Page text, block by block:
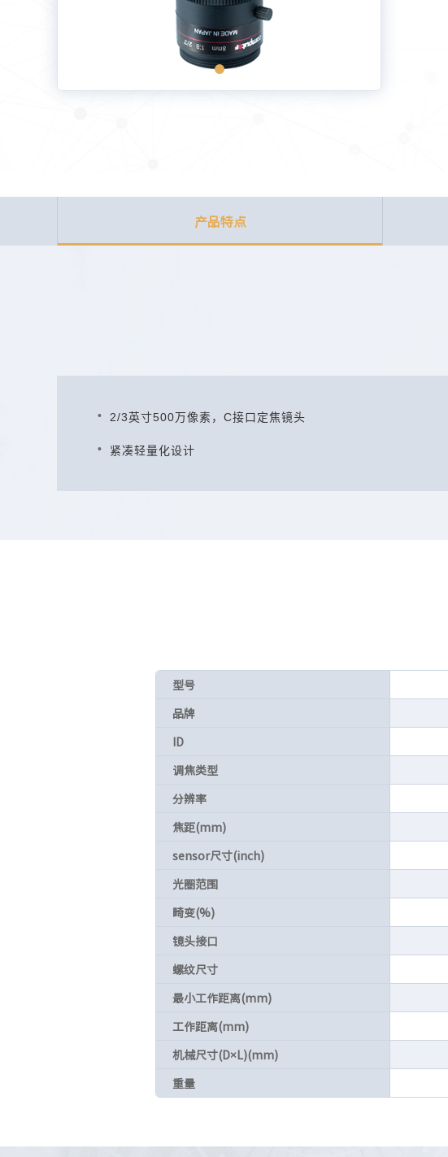
产品特点
2/3英寸500万像素，C接口定焦镜头
紧凑轻量化设计
型号
品牌
ID
调焦类型
分辨率
焦距(mm)
sensor尺寸(inch)
光圈范围
畸变(%)
镜头接口
螺纹尺寸
最小工作距离(mm)
工作距离(mm)
机械尺寸(D×L)(mm)
重量